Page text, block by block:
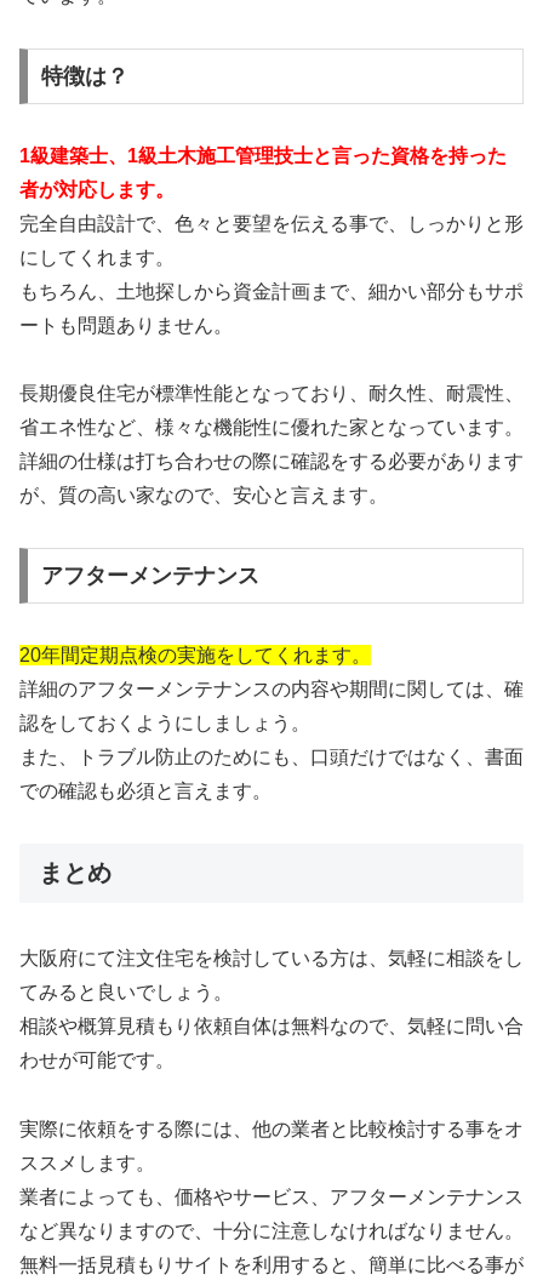
特徴は？
1級建築士、1級土木施工管理技士と言った資格を持った
者が対応します。
完全自由設計で、色々と要望を伝える事で、しっかりと形
にしてくれます。
もちろん、土地探しから資金計画まで、細かい部分もサポ
ートも問題ありません。
長期優良住宅が標準性能となっており、耐久性、耐震性、
省エネ性など、様々な機能性に優れた家となっています。
詳細の仕様は打ち合わせの際に確認をする必要があります
が、質の高い家なので、安心と言えます。
アフターメンテナンス
20年間定期点検の実施をしてくれます。
詳細のアフターメンテナンスの内容や期間に関しては、確
認をしておくようにしましょう。
また、トラブル防止のためにも、口頭だけではなく、書面
での確認も必須と言えます。
まとめ
大阪府にて注文住宅を検討している方は、気軽に相談をし
てみると良いでしょう。
相談や概算見積もり依頼自体は無料なので、気軽に問い合
わせが可能です。
実際に依頼をする際には、他の業者と比較検討する事をオ
ススメします。
業者によっても、価格やサービス、アフターメンテナンス
など異なりますので、十分に注意しなければなりません。
無料一括見積もりサイトを利用すると、簡単に比べる事が